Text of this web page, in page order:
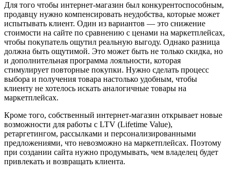
Для того чтобы интернет-магазин был конкурентоспособным,
продавцу нужно компенсировать неудобства, которые может
испытывать клиент. Один из вариантов — это снижение
стоимости на сайте по сравнению с ценами на маркетплейсах,
чтобы покупатель ощутил реальную выгоду. Однако разница
должна быть ощутимой. Это может быть не только скидка, но
и дополнительная программа лояльности, которая
стимулирует повторные покупки. Нужно сделать процесс
выбора и получения товара настолько удобным, чтобы
клиенту не хотелось искать аналогичные товары на
маркетплейсах.
Кроме того, собственный интернет-магазин открывает новые
возможности для работы с LTV (Lifetime Value),
ретаргетингом, рассылками и персонализированными
предложениями, что невозможно на маркетплейсах. Поэтому
при создании сайта нужно продумывать, чем владелец будет
привлекать и возвращать клиента.